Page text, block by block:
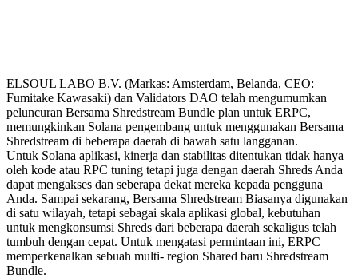
ELSOUL LABO B.V. (Markas: Amsterdam, Belanda, CEO:
Fumitake Kawasaki) dan Validators DAO telah mengumumkan
peluncuran Bersama Shredstream Bundle plan untuk ERPC,
memungkinkan Solana pengembang untuk menggunakan Bersama
Shredstream di beberapa daerah di bawah satu langganan.
Untuk Solana aplikasi, kinerja dan stabilitas ditentukan tidak hanya
oleh kode atau RPC tuning tetapi juga dengan daerah Shreds Anda
dapat mengakses dan seberapa dekat mereka kepada pengguna
Anda. Sampai sekarang, Bersama Shredstream Biasanya digunakan
di satu wilayah, tetapi sebagai skala aplikasi global, kebutuhan
untuk mengkonsumsi Shreds dari beberapa daerah sekaligus telah
tumbuh dengan cepat. Untuk mengatasi permintaan ini, ERPC
memperkenalkan sebuah multi- region Shared baru Shredstream
Bundle.